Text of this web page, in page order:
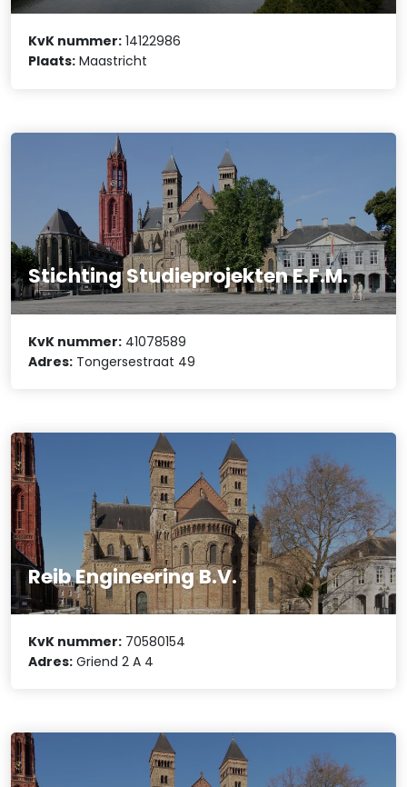
KvK nummer: 14122986
Plaats: Maastricht
Stichting Studieprojekten E.F.M.
KvK nummer: 41078589
Adres: Tongersestraat 49
Reib Engineering B.V.
KvK nummer: 70580154
Adres: Griend 2 A 4